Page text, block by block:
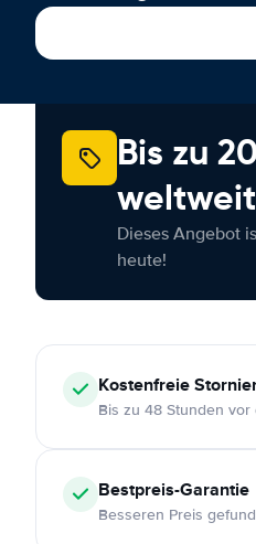
Bis zu
weltweit
Dieses Angebot
heute!
Kostenfreie
Bis zu 48 Stunden
Bestpreis-Garantie
Besseren Preis